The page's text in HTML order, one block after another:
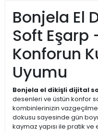
Bonjela El
Soft Eşarp
Konforun
Uyumu
Bonjela el dikişli dijital
desenleri ve üstün konfor
kombinlerinizin
dokusu sayesinde gün
kaymaz yapısı ile pratik